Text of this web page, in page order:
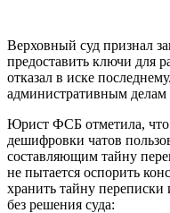
Верховный суд признал
предоставить ключи для
отказал в иске
административным делам
Юрист ФСБ отметила, что
дешифровки чатов
составляющим тайну
не пытается оспорить
хранить тайну
без решения суда: